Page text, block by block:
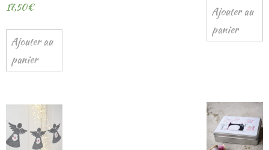
17,50€
Ajouter au
panier
Ajouter au
panier